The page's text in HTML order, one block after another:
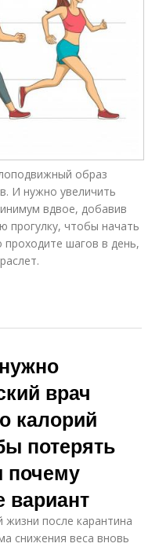
образ
И нужно увеличить
вдвое, добавив
прогулку, чтобы начать
проходите шагов в день,
врач
калорий
потерять
почему
вариант
после карантина
снижения веса вновь